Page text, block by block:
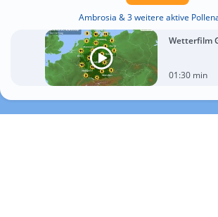
Ambrosia & 3 weitere aktive
Wetterfilm
01:30 min